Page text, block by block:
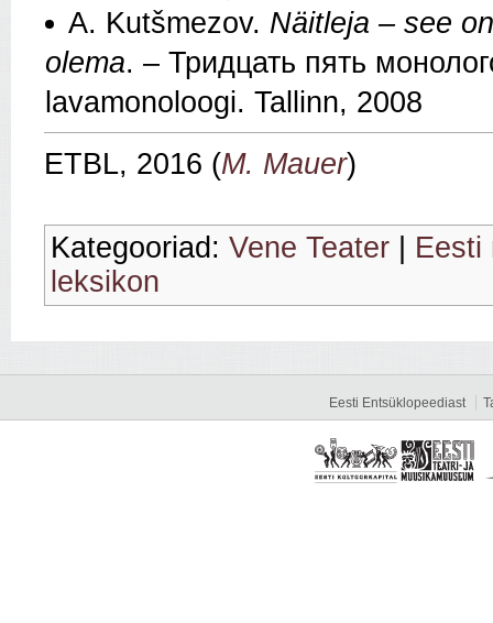
A. Kutšmezov. Näitleja – see
olema. – Тридцать пять
lavamonoloogi. Tallinn, 2008
ETBL, 2016 (M. Mauer)
Kategooriad: Vene Teater
Eesti
leksikon
Eesti Entsüklopeediast